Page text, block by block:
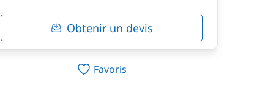
Obtenir un devis
Favoris